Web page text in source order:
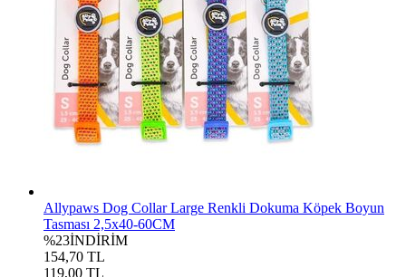
Allypaws Dog Collar Large Renkli Dokuma Köpek Boyun
Tasması 2,5x40-60CM
%23İNDİRİM
154,70 TL
119,00 TL